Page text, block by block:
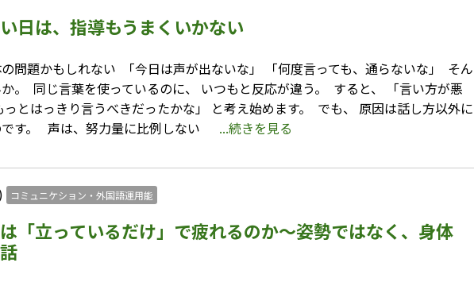
日は、指導もうまくいかない
問題かもしれない ⁡ 「今日は声が出ないな」 「何度言っても、通らないな」 ⁡ そん
。 ⁡ 同じ言葉を使っているのに、 いつもと反応が違う。 ⁡ すると、 「言い方が悪
とはっきり言うべきだったかな」 と考え始めます。 ⁡ でも、 原因は話し方以外に
す。 ⁡ ⁡ 声は、努力量に比例しない
...続きを見る
コミュニケション・外国語運用能
「立っているだけ」で疲れるのか〜姿勢ではなく、身体